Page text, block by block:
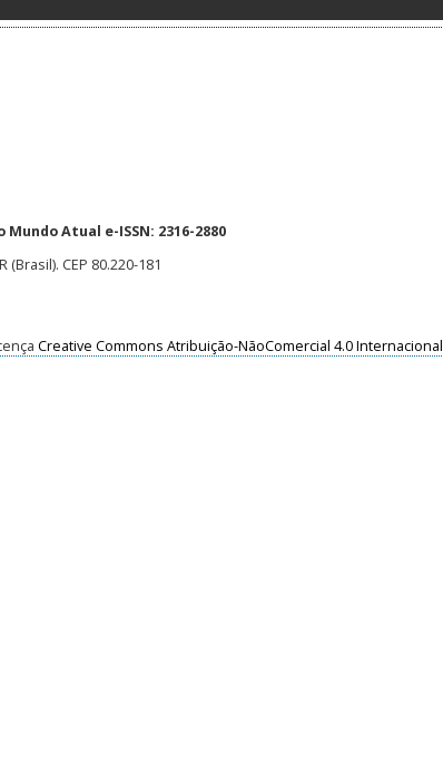
Atual e-ISSN: 2316-2880
CEP 80.220-181
Creative Commons Atribuição-NãoComercial 4.0 Internacional